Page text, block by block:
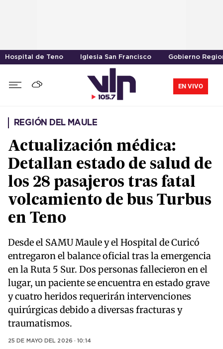
Hospital de Teno Iglesia San Francisco Gobierno
EN VIVO
REGIÓN DEL MAULE
Actualización médica:
Detallan estado de salud de
los 28 pasajeros tras fatal
volcamiento de bus Turbus
en Teno
Desde el SAMU Maule y el Hospital de Curicó
entregaron el balance oficial tras la emergencia
en la Ruta 5 Sur. Dos personas fallecieron en el
lugar, un paciente se encuentra en estado grave
y cuatro heridos requerirán intervenciones
quirúrgicas debido a diversas fracturas y
traumatismos.
25 DE MAYO DEL 2026 · 10:14